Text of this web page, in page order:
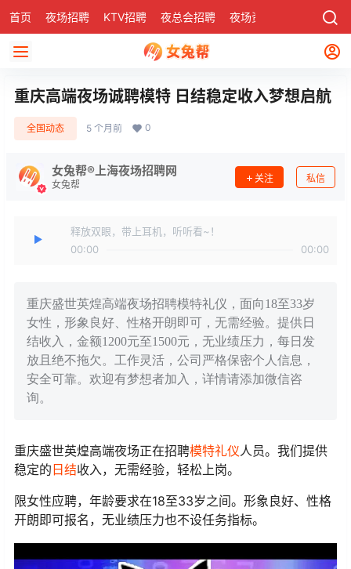
首页 夜场招聘 KTV招聘 夜总会招聘 夜场资讯 社区
重庆高端夜场诚聘模特 日结稳定收入梦想启航
全国动态 5 个月前 0
女兔帮®上海夜场招聘网
女兔帮
关注 私信
释放双眼，带上耳机，听听看~！
00:00
00:00
重庆盛世英煌高端夜场招聘模特礼仪，面向18至33岁
女性，形象良好、性格开朗即可，无需经验。提供日
结收入，金额1200元至1500元，无业绩压力，每日发
放且绝不拖欠。工作灵活，公司严格保密个人信息，
安全可靠。欢迎有梦想者加入，详情请添加微信咨
询。
重庆盛世英煌高端夜场正在招聘模特礼仪人员。我们提供
稳定的 日结收入，无需经验，轻松上岗。
限女性应聘，年龄要求在18至33岁之间。形象良好、性格
开朗即可报名，无业绩压力也不设任务指标。